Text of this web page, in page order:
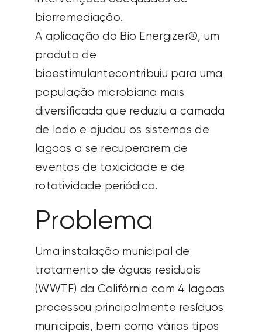
biorremediação.
A aplicação do Bio Energizer®, um
produto de
bioestimulantecontribuiu para uma
população microbiana mais
diversificada que reduziu a camada
de lodo e ajudou os sistemas de
lagoas a se recuperarem de
eventos de toxicidade e de
rotatividade periódica.
Problema
Uma instalação municipal de
tratamento de águas residuais
(WWTF) da Califórnia com 4 lagoas
processou principalmente resíduos
municipais, bem como vários tipos